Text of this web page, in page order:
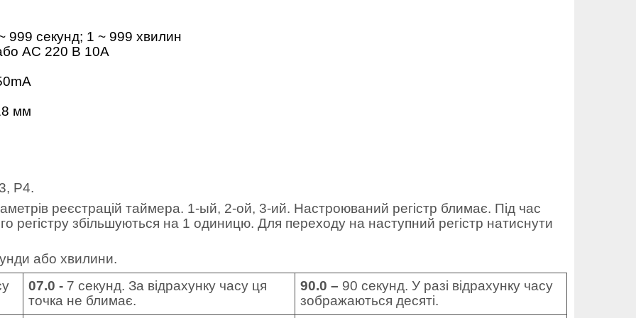
999 секунд; 1 ~ 999 хвилин
AC 220 В 10A
мм
Р4.
реєстрацій таймера. 1-ый, 2-ой, 3-ий. Настроюваний регістр блимає. Під час
регістру збільшуються на 1 одиницю. Для переходу на наступний регістр натиснути
або хвилини.
07.0 - 7секунд. За відрахунку часу ця
точка не блимає.
90.0 – 90секунд. У разі відрахунку часу
зображаються десяті.